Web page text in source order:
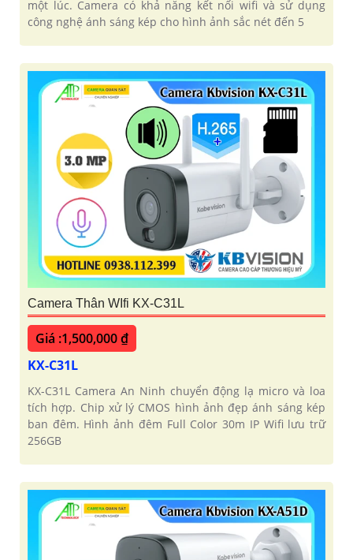
một lúc. Camera có khả năng kết nối wifi và sử dụng
công nghệ ánh sáng kép cho hình ảnh sắc nét đến 5
Camera Thân WIfi KX-C31L
Giá :1,500,000 ₫
KX-C31L
KX-C31L Camera An Ninh chuyển động lạ micro và loa
tích hợp. Chip xử lý CMOS hình ảnh đẹp ánh sáng kép
ban đêm. Hình ảnh đêm Full Color 30m IP Wifi lưu trữ
256GB